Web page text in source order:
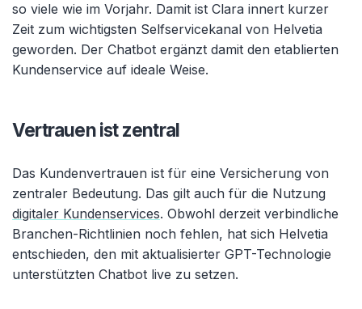
so viele wie im Vorjahr. Damit ist Clara innert kurzer
Zeit zum wichtigsten Selfservicekanal von Helvetia
geworden. Der Chatbot ergänzt damit den etablierten
Kundenservice auf ideale Weise.
Vertrauen ist zentral
Das Kundenvertrauen ist für eine Versicherung von
zentraler Bedeutung. Das gilt auch für die Nutzung
digitaler Kundenservices. Obwohl derzeit verbindliche
Branchen-Richtlinien noch fehlen, hat sich Helvetia
entschieden, den mit aktualisierter GPT-Technologie
unterstützten Chatbot live zu setzen.